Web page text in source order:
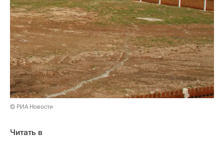
© РИА Новости
Читать в